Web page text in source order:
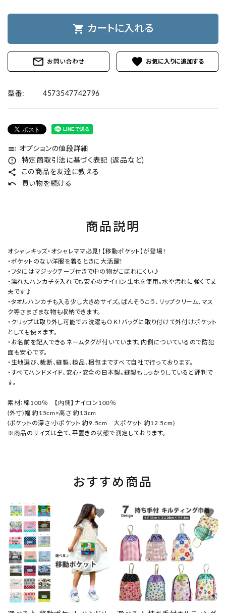
shopping_cart カートに入れる
mail_outline お問い合わせ favorite
型番: 4573547742796
toc オプションの値段詳細
error_outline 特定商取引法に基づく表記 (返品など)
share この商品を友達に教える
undo 買い物を続ける
商品説明
オシャレキッズ・オシャレママ必見！【移動ポケット】が登場！
・ポケットのない洋服を着るときに大活躍！
・フタにはマジックテープ付きで中の物がこぼれにくい♪
・濡れたハンカチを入れても安心のナイロン生地を使用。水や汚れに強くて丈
夫です♪
・タオルハンカチも入る少し大きめサイズ。ばんそうこう、リップクリーム、マス
ク等さまざまな物も収納できます。
・クリップは取り外し可能でお洗濯もＯＫ！バッグに取り付けて外付けポケット
としても使えます。
・お名前を記入できるネームタグが付いています。内側についているので防犯
面も安心です。
・生地選び、裁断、縫製、検品、梱包まですべて自社で行っております。
・すべてハンドメイド、安心・安全の日本製。縫製もしっかりしていると評判で
す。
素材：綿100％ 【内側】ナイロン100％
(外寸)幅 約15cm×高さ 約13cm
(ポケットの深さ:小ポケット 約9.5cm 大ポケット 約12.5cm)
※商品のサイズは全て、平置きの状態で測定しております。
おすすめ商品
favorite favorite